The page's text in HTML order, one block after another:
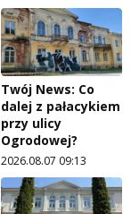
Twój News: Co
dalej z pałacykiem
przy ulicy
Ogrodowej?
2026.08.07 09:13